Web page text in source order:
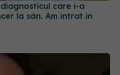
diagnosticul care i-a
la sân. Am intrat în